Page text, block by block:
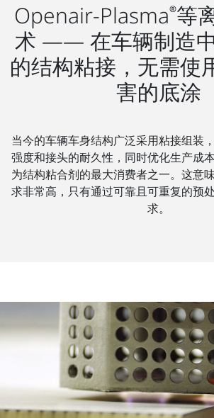
Openair-Plasma®等
术 —— 在车辆制造
的结构粘接，无需使
害的底涂
当今的车辆车身结构广泛采用粘接组装
强度和接头的耐久性，同时优化生产成
为结构粘合剂的最大消费者之一。这意
求非常高，只有通过可靠且可重复的预
求。